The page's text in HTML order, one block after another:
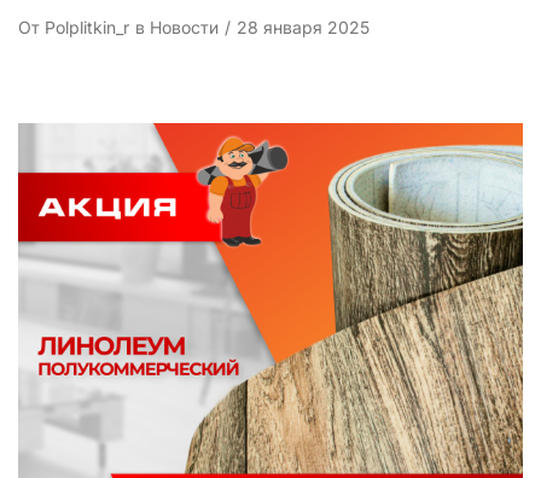
От Polplitkin_r в Новости 28 января 2025